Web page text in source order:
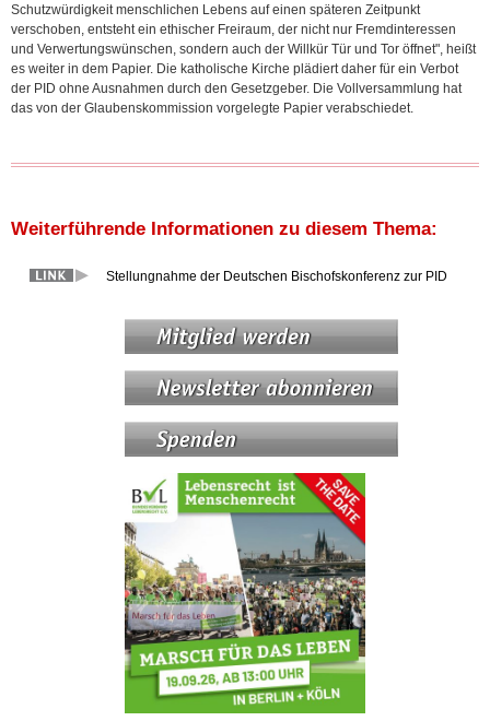
Schutzwürdigkeit menschlichen Lebens auf einen späteren Zeitpunkt
verschoben, entsteht ein ethischer Freiraum, der nicht nur Fremdinteressen
und Verwertungswünschen, sondern auch der Willkür Tür und Tor öffnet", heißt
es weiter in dem Papier. Die katholische Kirche plädiert daher für ein Verbot
der PID ohne Ausnahmen durch den Gesetzgeber. Die Vollversammlung hat
das von der Glaubenskommission vorgelegte Papier verabschiedet.
Weiterführende Informationen zu diesem Thema:
Stellungnahme der Deutschen Bischofskonferenz zur PID